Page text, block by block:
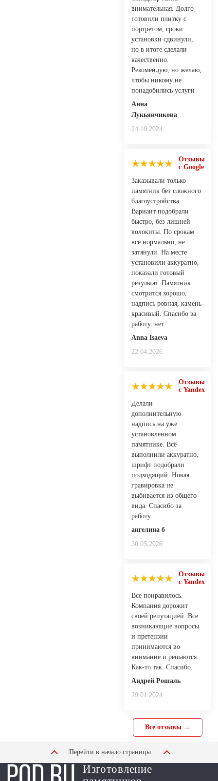
внимательная. Долго
готовили плитку с
портретом, сроки
установки сдвинули,
но в итоге сделали
качественно.
Рекомендую, но желаю,
чтобы никому не
понадобились услуги
Анна
Лукьянчикова
24.10.2024
Отзывы
с Google
Заказывали только
памятник без сложного
благоустройства.
Вариант подобрали
быстро, без лишней
волокиты. По срокам
все нормально, не
затянули. На месте
установили аккуратно,
показали готовый
результат. Памятник
смотрится хорошо,
надпись ровная, камень
красивый. Спасибо за
работу. нет
Anna Isaeva
22.04.2026
Отзывы
с Yandex
Делали
дополнительную
надпись на уже
установленном
памятнике. Всё
выполнили аккуратно,
шрифт подобрали
подходящий. Новая
гравировка не
выбивается из общего
вида. Спасибо за
работу.
ангелина б
30.05.2026
Отзывы
с Yandex
Все понравилось.
Компания дорожит
своей репутацией. Все
возникающие вопросы
и претензии
принимаются во
внимание и решаются.
Как-то так. Спасибо.
Андрей Рошаль
29.01.2024
Все отзывы →
Перейти в начало страницы
Изготовление